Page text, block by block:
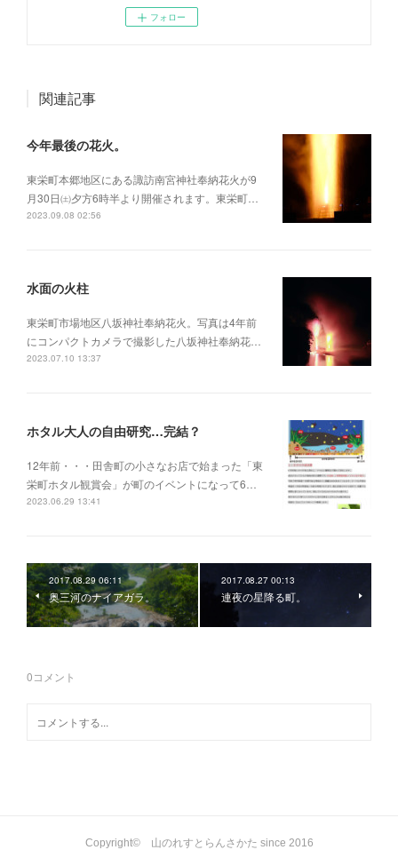
フォロー
関連記事
今年最後の花火。
東栄町本郷地区にある諏訪南宮神社奉納花火が9
月30日㈯夕方6時半より開催されます。東栄町…
2023.09.08 02:56
水面の火柱
東栄町市場地区八坂神社奉納花火。写真は4年前
にコンパクトカメラで撮影した八坂神社奉納花…
2023.07.10 13:37
ホタル大人の自由研究…完結？
12年前・・・田舎町の小さなお店で始まった「東
栄町ホタル観賞会」が町のイベントになって6…
2023.06.29 13:41
2017.08.29 06:11
奥三河のナイアガラ。
2017.08.27 00:13
連夜の星降る町。
0コメント
Copyright© 山のれすとらんさかた since 2016